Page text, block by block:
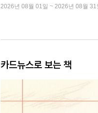
2026년 08월 01일 ~ 2026년 08월 31
카드뉴스로 보는 책